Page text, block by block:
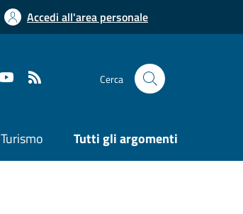
Accedi all'area personale
Cerca
Turismo Tutti gli argomenti